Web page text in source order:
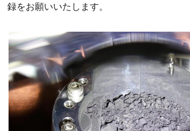
録をお願いいたします。